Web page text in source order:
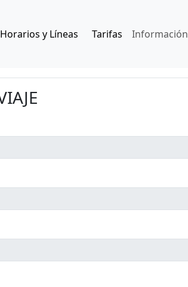
Horarios y Líneas Tarifas Información